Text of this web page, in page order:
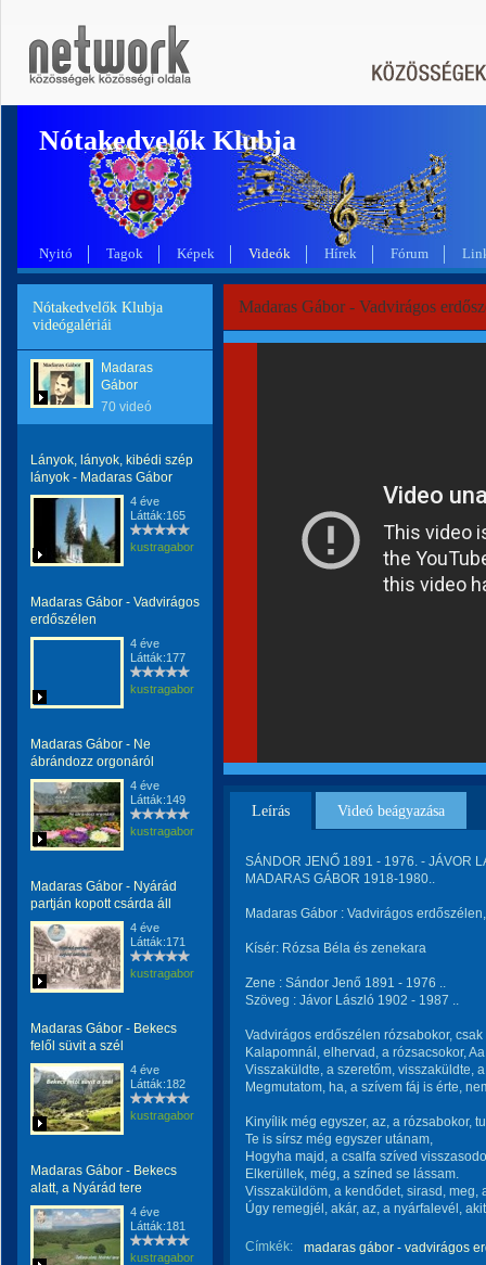
Nótakedvelők Klubja
Nyitó Tagok Képek Videók Hírek Fórum
Nótakedvelők Klubja
videógalériái
Madaras
Gábor
70 videó
Lányok, lányok, kibédi szép
lányok - Madaras Gábor
4 éve
Látták:165
kustragabor
Madaras Gábor - Vadvirágos
erdőszélen
4 éve
Látták:177
kustragabor
Madaras Gábor - Ne
ábrándozz orgonáról
4 éve
Látták:149
kustragabor
Madaras Gábor - Nyárád
partján kopott csárda áll
4 éve
Látták:171
kustragabor
Madaras Gábor - Bekecs
felől süvit a szél
4 éve
Látták:182
kustragabor
Madaras Gábor - Bekecs
alatt, a Nyárád tere
4 éve
Látták:181
kustragabor
Madaras Gábor - Vadvirágos
Leírás Videó beágyazása
SÁNDOR JENŐ 1891 - 1976. - JÁVOR
MADARAS GÁBOR 1918-1980..
Madaras Gábor : Vadvirágos
Kísér: Rózsa Béla és zenekara
Zene : Sándor Jenő 1891 - 1976 ..
Szöveg : Jávor László 1902 - 1987 ..
Vadvirágos erdőszélen rózsabokor,
Kalapomnál, elhervad, a rózsacsokor,
Visszaküldte, a szeretőm, visszaküldte,
Megmutatom, ha, a szívem fáj is érte,
Kinyílik még egyszer, az, a rózsabokor,
Te is sírsz még egyszer utánam,
Hogyha majd, a csalfa szíved
Elkerüllek, még, a színed se lássam.
Visszaküldöm, a kendődet, sirasd, meg,
Úgy remegjél, akár, az, a nyárfalevél,
Címkék:
madaras gábor - vadvirágos